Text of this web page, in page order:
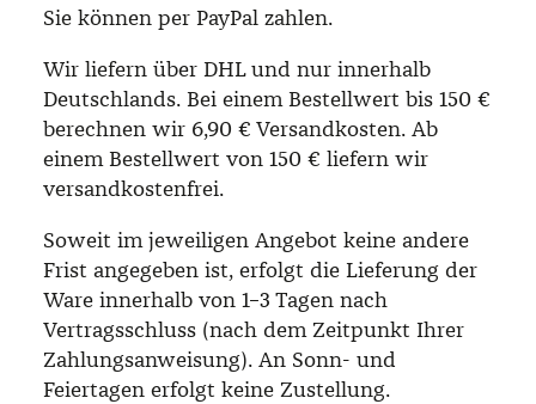
Sie können per PayPal zahlen.
Wir liefern über DHL und nur innerhalb
Deutschlands. Bei einem Bestellwert bis 150 €
berechnen wir 6,90 € Versandkosten. Ab
einem Bestellwert von 150 € liefern wir
versandkostenfrei.
Soweit im jeweiligen Angebot keine andere
Frist angegeben ist, erfolgt die Lieferung der
Ware innerhalb von 1–3 Tagen nach
Vertragsschluss (nach dem Zeitpunkt Ihrer
Zahlungsanweisung). An Sonn- und
Feiertagen erfolgt keine Zustellung.